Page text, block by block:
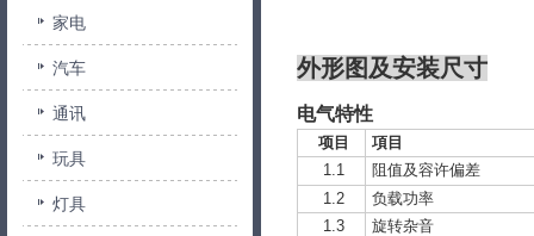
家电
汽车
通讯
玩具
灯具
外形图及安装尺寸
电气特性
项目
項目
1.1
阻值及容许偏差
1.2
负载功率
1.3
旋转杂音